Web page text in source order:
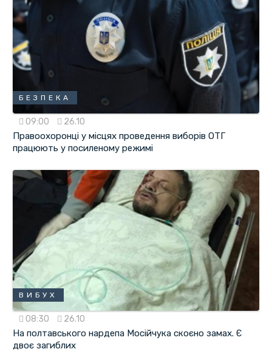
БЕЗПЕКА
09:00 26.10
Правоохоронці у місцях проведення виборів ОТГ
працюють у посиленому режимі
ВИБУХ
08:30 26.10
На полтавського нардепа Мосійчука скоєно замах. Є
двоє загиблих